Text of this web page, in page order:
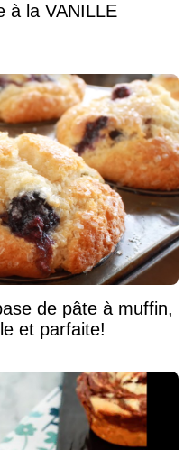
à la VANILLE
de pâte à muffin,
et parfaite!